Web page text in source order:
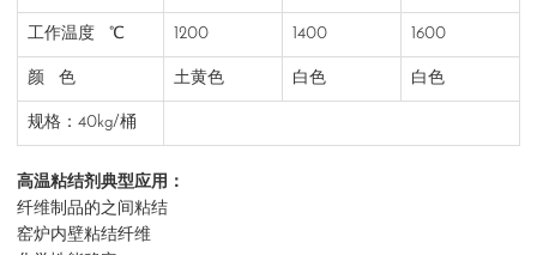
工作温度 ℃ 1200 1400 1600
颜 色 土黄色 白色 白色
规格：40kg/桶
高温粘结剂典型应用：
纤维制品的之间粘结
窑炉内壁粘结纤维